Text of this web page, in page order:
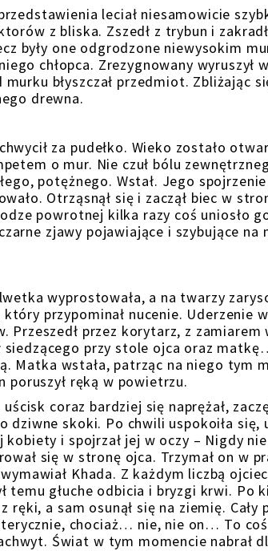
leciał niesamowicie
z bliska. Zszedł z trybun i
były one odgrodzone niewysokim
chłopca. Zrezygnowany wyruszył
błyszczał przedmiot. Zbliżając
drewna.
za pudełko. Wieko zostało
o mur. Nie czuł bólu
potężnego. Wstał. Jego
Otrząsnął się i zaczął biec w
powrotnej kilka razy coś uniosło
zjawy pojawiające i szybujące na
wyprostowała, a na twarzy
przypominał nucenie. Uderzenie
Przeszedł przez korytarz, z
siedzącego przy stole ojca oraz
Matka wstała, patrząc na niego tym
poruszył ręką w powietrzu.
coraz bardziej się naprężał,
dziwne skoki. Po chwili uspokoiła się,
kobiety i spojrzał jej w oczy – Nigdy
się w stronę ojca. Trzymał on w
Khada. Z każdym liczbą
temu głuche odbicia i bryzgi krwi. Po
ręki, a sam osunął się na ziemię. Cały
chociaż… nie, nie on… To coś
Świat w tym momencie nabrał